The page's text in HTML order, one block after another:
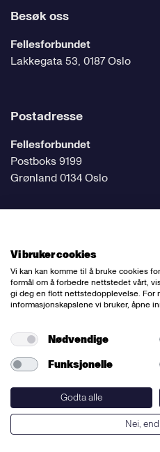
Besøk oss
Fellesforbundet
Lakkegata 53, 0187 Oslo
Postadresse
Fellesforbundet
Postboks 9199
Grønland 0134 Oslo
Følg oss på sosiale medier
Nettredaktør:Willy Bergsnov
Varsling og etiske
Redegjørelse etter
Vi bruker cookies
Vi kan kan komme til å bruke cookies
formål om å forbedre nettstedet vårt,
gi deg en flott nettstedopplevelse. For
informasjonskapslene vi bruker, åpne
Nødvendige
Funksjonelle
Godta alle
Nei,